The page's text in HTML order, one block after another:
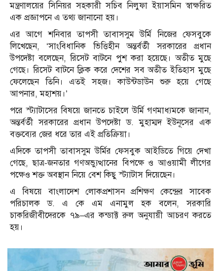
মন্ত্রণালয়ের সিনিয়র সহকারী সচিব নিলুফা ইয়াসমিন স্বাক্ষরিত
এক প্রজ্ঞাপনে এ তথ্য জানানো হয়।
এর আগে শনিবার তাপসী তাবাসসুম উর্মি নিজের ফেসবুকে
লিখেছেন, ‘সাংবিধানিক ভিত্তিহীন অন্তর্বর্তী সরকারের প্রধান
উপদেষ্টা বলেছেন, রিসেট বাটনে পুশ করা হয়েছে। অতীত মুছে
গেছে। রিসেট বাটনে ক্লিক করে দেশের সব অতীত ইতিহাস মুছে
ফেলেছেন তিনি। এতই সহজ। কাউন্টডাউন শুরু হয়ে গেছে
আপনার, মহাশয়।’
পরে স্ট্যাটাসের বিষয়ে জানতে চাইলে উর্মি গণমাধ্যমকে জানান,
অন্তর্বর্তী সরকারের প্রধান উপদেষ্টা ড. মুহাম্মদ ইউনূসের এক
বক্তব্যের জের ধরে তার এই প্রতিক্রিয়া।
এদিকে তাপসী তাবাসসুম উর্মির ফেসবুক আইডিতে গিয়ে দেখা
গেছে, ছাত্র-জনতার গণঅভ্যুত্থানের বিপক্ষে ও আওয়ামী লীগের
পক্ষেও শক্ত অবস্থান নিয়ে বেশ কিছু স্ট্যাটাস দিয়েছেন।
এ বিষয়ে বাংলাদেশ লোকপ্রশাসন প্রশিক্ষণ কেন্দ্রের সাবেক
পরিচালক ড. এ কে এম এনামুল হক বলেন, সরকারি
চাকরিজীবীদেরকে ৭৯–এর কন্ডাক্ট রুল অনুযায়ী আচরণ করতে
হয়।